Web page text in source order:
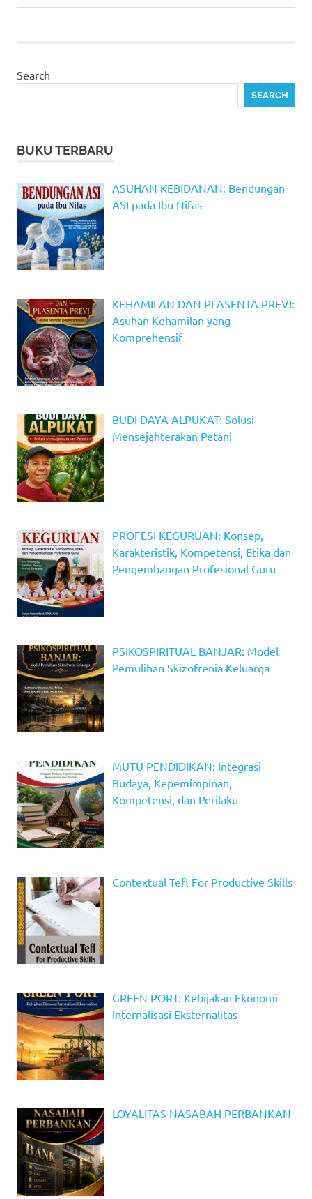
Search
SEARCH
BUKU TERBARU
ASUHAN KEBIDANAN: Bendungan
ASI pada Ibu Nifas
KEHAMILAN DAN PLASENTA PREVI:
Asuhan Kehamilan yang
Komprehensif
BUDI DAYA ALPUKAT: Solusi
Mensejahterakan Petani
PROFESI KEGURUAN: Konsep,
Karakteristik, Kompetensi, Etika dan
Pengembangan Profesional Guru
PSIKOSPIRITUAL BANJAR: Model
Pemulihan Skizofrenia Keluarga
MUTU PENDIDIKAN: Integrasi
Budaya, Kepemimpinan,
Kompetensi, dan Perilaku
Contextual Tefl For Productive Skills
GREEN PORT: Kebijakan Ekonomi
Internalisasi Eksternalitas
LOYALITAS NASABAH PERBANKAN